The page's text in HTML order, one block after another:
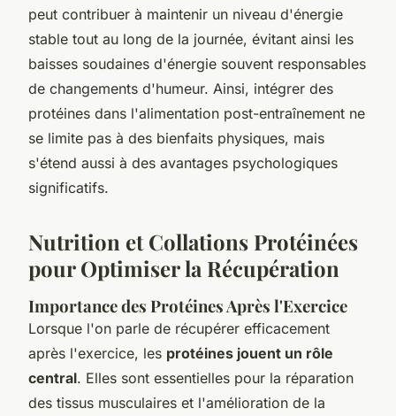
peut contribuer à maintenir un niveau d'énergie
stable tout au long de la journée, évitant ainsi les
baisses soudaines d'énergie souvent responsables
de changements d'humeur. Ainsi, intégrer des
protéines dans l'alimentation post-entraînement ne
se limite pas à des bienfaits physiques, mais
s'étend aussi à des avantages psychologiques
significatifs.
Nutrition et Collations Protéinées
pour Optimiser la Récupération
Importance des Protéines Après l'Exercice
Lorsque l'on parle de récupérer efficacement
après l'exercice, les protéines jouent un rôle
central. Elles sont essentielles pour la réparation
des tissus musculaires et l'amélioration de la